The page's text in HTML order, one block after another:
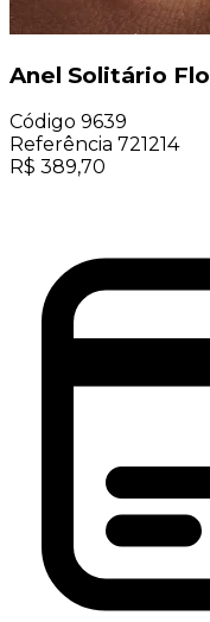
Anel Solitário
Código 9639
Referência 721214
R$ 389,70